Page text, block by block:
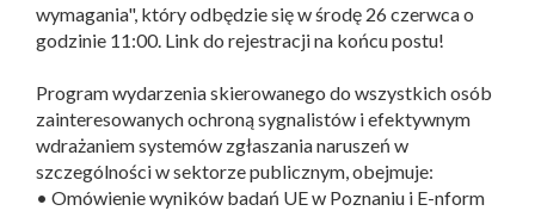
wymagania", który odbędzie się w środę 26 czerwca o
godzinie 11:00. Link do rejestracji na końcu postu!
Program wydarzenia skierowanego do wszystkich osób
zainteresowanych ochroną sygnalistów i efektywnym
wdrażaniem systemów zgłaszania naruszeń w
szczególności w sektorze publicznym, obejmuje:
• Omówienie wyników badań UE w Poznaniu i E-nform